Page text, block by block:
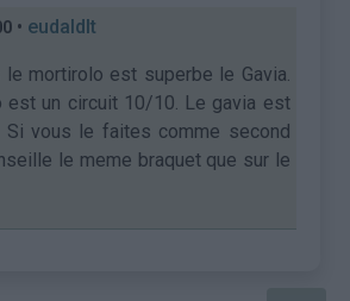
• eudaldlt
le mortirolo est superbe le Gavia.
est un circuit 10/10. Le gavia est
Si vous le faites comme second
le meme braquet que sur le